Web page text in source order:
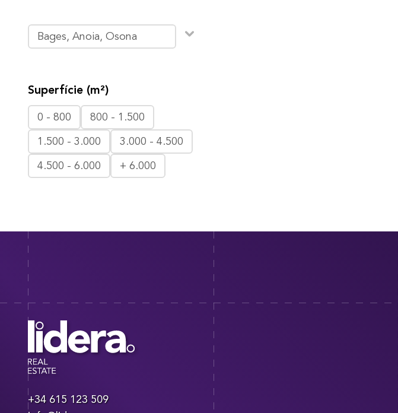
Bages, Anoia, Osona
Superfície (m²)
0 - 800 800 - 1.500
1.500 - 3.000 3.000 - 4.500
4.500 - 6.000 + 6.000
+34 615 123 509